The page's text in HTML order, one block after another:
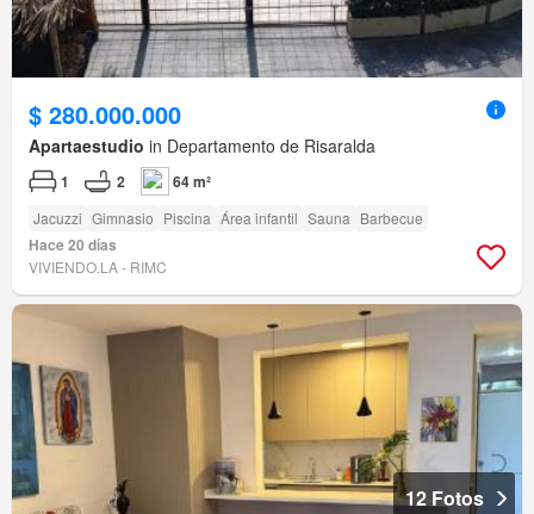
$ 280.000.000
Apartaestudio in Departamento de Risaralda
1 2 64 m²
Jacuzzi Gimnasio Piscina Área infantil Sauna Barbecue
Hace 20 días
VIVIENDO.LA - RIMC
12 Fotos